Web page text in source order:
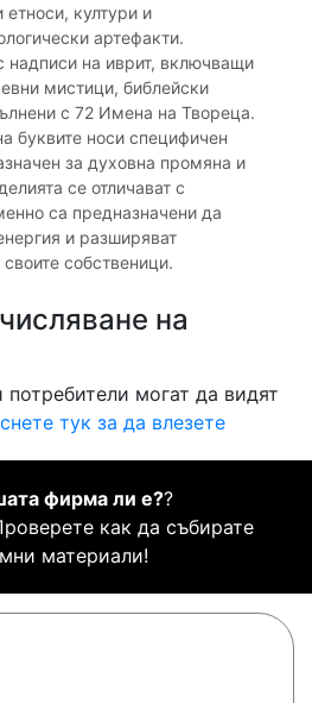
етноси, култури и
артефакти.
надписи на иврит, включващи
мистици, библейски
с 72 Имена на Твореца.
буквите носи специфичен
за духовна промяна и
се отличават с
са предназначени да
и разширяват
собственици.
на
могат да видят
тук за да влезете
фирма ли е??
как да събирате
материали!